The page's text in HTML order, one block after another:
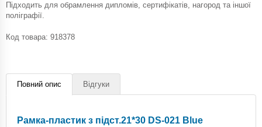
Підходить для обрамлення дипломів, сертифікатів, нагород та іншої
поліграфії.
Код товара: 918378
Повний опис Відгуки
Рамка-пластик з підст.21*30 DS-021 Blue